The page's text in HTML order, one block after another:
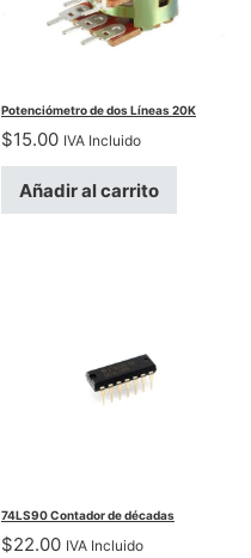
Potenciómetro de dos Líneas 20K
$15.00 IVA Incluido
Añadir al carrito
74LS90 Contador de décadas
$22.00 IVA Incluido